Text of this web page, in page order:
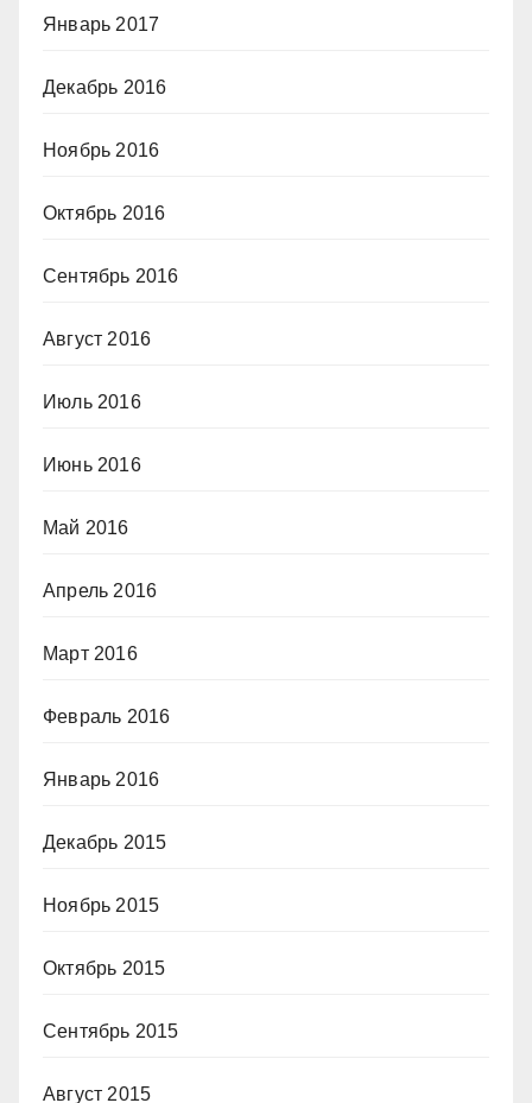
Январь 2017
Декабрь 2016
Ноябрь 2016
Октябрь 2016
Сентябрь 2016
Август 2016
Июль 2016
Июнь 2016
Май 2016
Апрель 2016
Март 2016
Февраль 2016
Январь 2016
Декабрь 2015
Ноябрь 2015
Октябрь 2015
Сентябрь 2015
Август 2015